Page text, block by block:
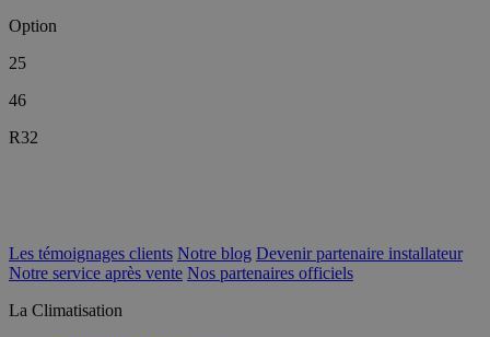
Option
25
46
R32
Les témoignages clients Notre blog Devenir partenaire installateur
Notre service après vente Nos partenaires officiels
La Climatisation